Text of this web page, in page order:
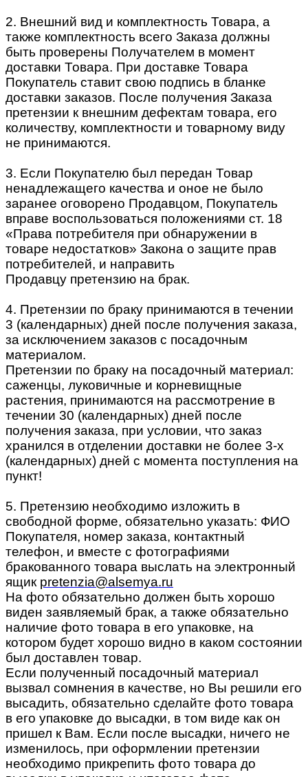
2. Внешний вид и комплектность Товара, а
также комплектность всего Заказа должны
быть проверены Получателем в момент
доставки Товара. При доставке Товара
Покупатель ставит свою подпись в бланке
доставки заказов. После получения Заказа
претензии к внешним дефектам товара, его
количеству, комплектности и товарному виду
не принимаются.
3. Если Покупателю был передан Товар
ненадлежащего качества и оное не было
заранее оговорено Продавцом, Покупатель
вправе воспользоваться положениями ст. 18
«Права потребителя при обнаружении в
товаре недостатков» Закона о защите прав
потребителей, и направить
Продавцу претензию на брак.
4. Претензии по браку принимаются в течении
3 (календарных) дней после получения заказа,
за исключением заказов с посадочным
материалом.
Претензии по браку на посадочный материал:
саженцы, луковичные и корневищные
растения, принимаются на рассмотрение в
течении 30 (календарных) дней после
получения заказа, при условии, что заказ
хранился в отделении доставки не более 3-х
(календарных) дней с момента поступления на
пункт!
5. Претензию необходимо изложить в
свободной форме, обязательно указать: ФИО
Покупателя, номер заказа, контактный
телефон, и вместе с фотографиями
бракованного товара выслать на электронный
ящик pretenzia@alsemya.ru
На фото обязательно должен быть хорошо
виден заявляемый брак, а также обязательно
наличие фото товара в его упаковке, на
котором будет хорошо видно в каком состоянии
был доставлен товар.
Если полученный посадочный материал
вызвал сомнения в качестве, но Вы решили его
высадить, обязательно сделайте фото товара
в его упаковке до высадки, в том виде как он
пришел к Вам. Если после высадки, ничего не
изменилось, при оформлении претензии
необходимо прикрепить фото товара до